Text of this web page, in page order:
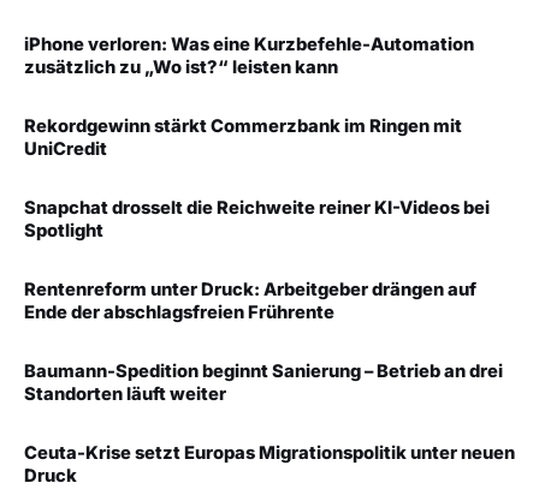
iPhone verloren: Was eine Kurzbefehle-Automation
zusätzlich zu „Wo ist?“ leisten kann
Rekordgewinn stärkt Commerzbank im Ringen mit
UniCredit
Snapchat drosselt die Reichweite reiner KI-Videos bei
Spotlight
Rentenreform unter Druck: Arbeitgeber drängen auf
Ende der abschlagsfreien Frührente
Baumann-Spedition beginnt Sanierung – Betrieb an drei
Standorten läuft weiter
Ceuta-Krise setzt Europas Migrationspolitik unter neuen
Druck